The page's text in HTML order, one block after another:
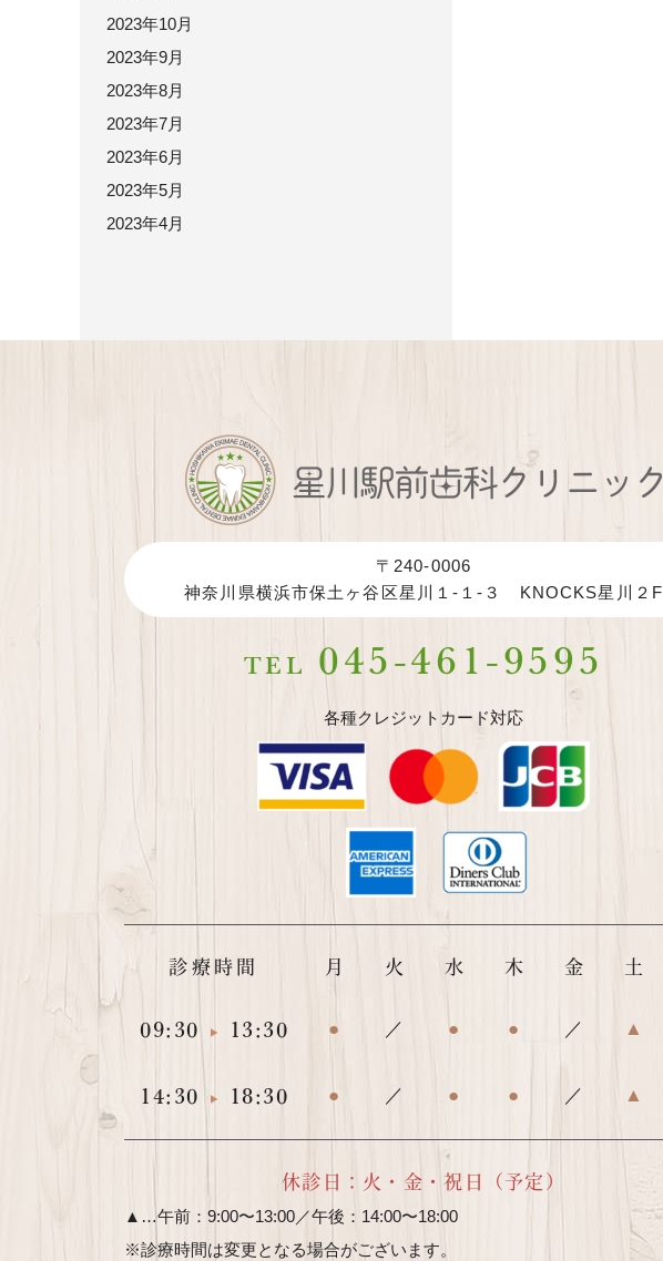
2023年10月
2023年9月
2023年8月
2023年7月
2023年6月
2023年5月
2023年4月
〒240-0006
神奈川県横浜市保土ヶ谷区星川１-１-３ KNOCKS星川２F
TEL 045-461-9595
各種クレジットカード対応
診療時間 月 火 水 木 金 土
09:30 13:30 ● ／ ● ● ／ ▲
14:30 18:30 ● ／ ● ● ／ ▲
休診日：火・金・祝日（予定）
▲…午前：9:00〜13:00／午後：14:00〜18:00
※診療時間は変更となる場合がございます。